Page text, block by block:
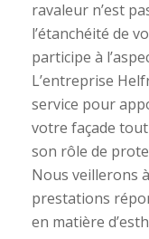
ravaleur n’est
l’étanchéité de
participe à
L’entreprise
service pour
votre façade
son rôle de
Nous veillerons
prestations
en matière